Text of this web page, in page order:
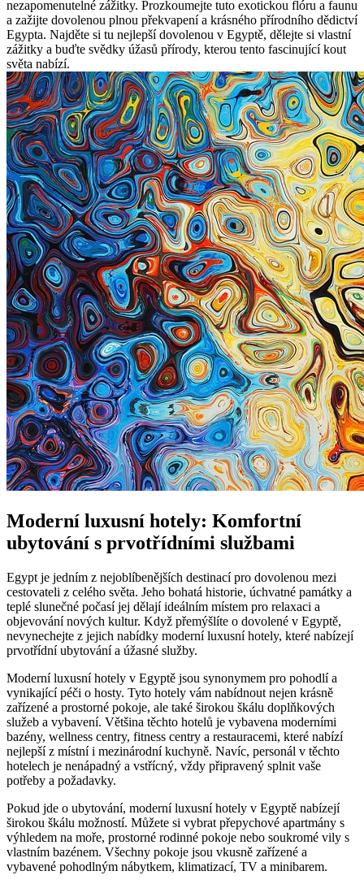
nezapomenutelné zážitky. Prozkoumejte tuto exotickou flóru a faunu
a zažijte dovolenou plnou překvapení a krásného přírodního dědictví
Egypta. Najděte si tu nejlepší dovolenou v Egyptě, dělejte si vlastní
zážitky a buďte svědky úžasů přírody, kterou tento fascinující kout
světa nabízí.
Moderní luxusní hotely: Komfortní
ubytování s prvotřídními službami
Egypt je jedním z nejoblíbenějších destinací pro dovolenou mezi
cestovateli z celého světa. Jeho bohatá historie, úchvatné památky a
teplé slunečné počasí jej dělají ideálním místem pro relaxaci a
objevování nových kultur. Když přemýšlíte o dovolené v Egyptě,
nevynechejte z jejich nabídky moderní luxusní hotely, které nabízejí
prvotřídní ubytování a úžasné služby.
Moderní luxusní hotely v Egyptě jsou synonymem pro pohodlí a
vynikající péči o hosty. Tyto hotely vám nabídnout nejen krásně
zařízené a prostorné pokoje, ale také širokou škálu doplňkových
služeb a vybavení. Většina těchto hotelů je vybavena moderními
bazény, wellness centry, fitness centry a restauracemi, které nabízí
nejlepší z místní i mezinárodní kuchyně. Navíc, personál v těchto
hotelech je nenápadný a vstřícný, vždy připravený splnit vaše
potřeby a požadavky.
Pokud jde o ubytování, moderní luxusní hotely v Egyptě nabízejí
širokou škálu možností. Můžete si vybrat přepychové apartmány s
výhledem na moře, prostorné rodinné pokoje nebo soukromé vily s
vlastním bazénem. Všechny pokoje jsou vkusně zařízené a
vybavené pohodlným nábytkem, klimatizací, TV a minibarem.